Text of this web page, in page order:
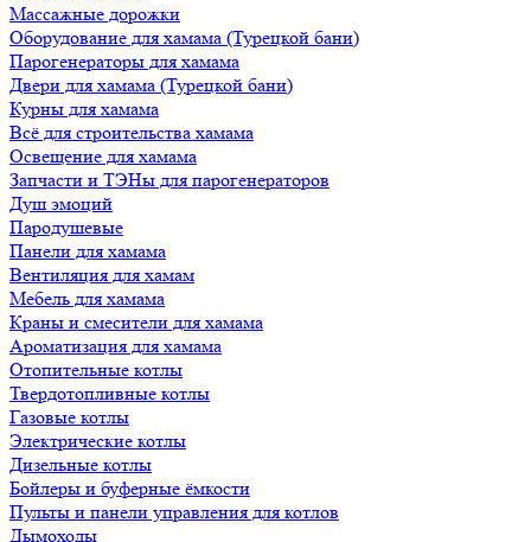
Массажные дорожки
Оборудование для хамама (Турецкой бани)
Парогенераторы для хамама
Двери для хамама (Турецкой бани)
Курны для хамама
Всё для строительства хамама
Освещение для хамама
Запчасти и ТЭНы для парогенераторов
Душ эмоций
Пародушевые
Панели для хамама
Вентиляция для хамам
Мебель для хамама
Краны и смесители для хамама
Ароматизация для хамама
Отопительные котлы
Твердотопливные котлы
Газовые котлы
Электрические котлы
Дизельные котлы
Бойлеры и буферные ёмкости
Пульты и панели управления для котлов
Дымоходы